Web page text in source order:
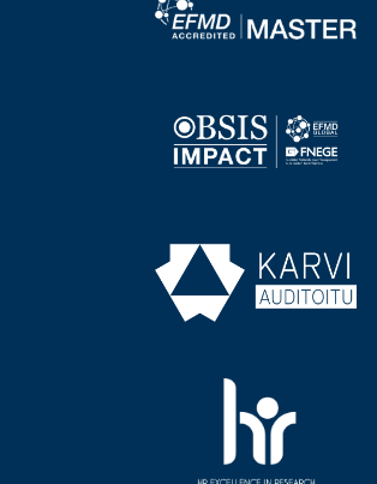
Image
Image
Image